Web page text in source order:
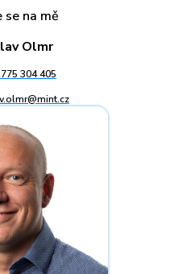
na mě
Olmr
304 405